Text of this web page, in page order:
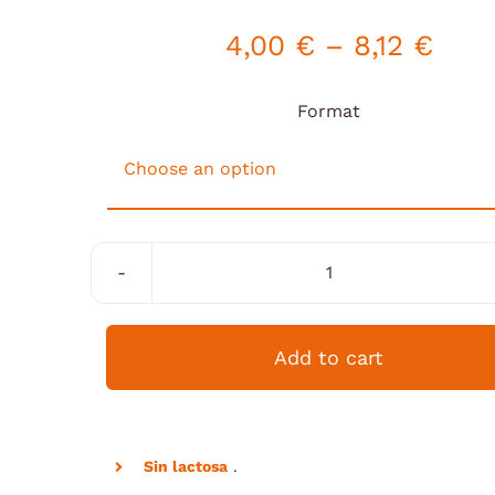
4,00 € – 8,12 €
Format
Almendra
quantity
Add to cart
Sin lactosa.